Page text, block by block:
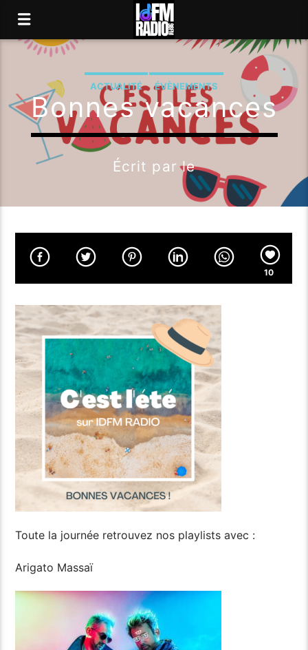
ACTUALITÉ ÉVÈNEMENTS
Bonnes vacances
Écrit parle
10
Toute la journée retrouvez nos playlists avec :
Arigato Massaï